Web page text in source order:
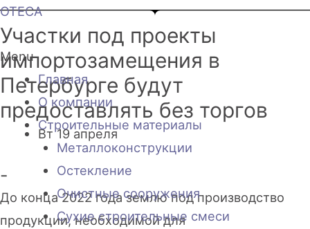
OTECA
Menu
Главная
О компании
Строительные материалы
Металлоконструкции
Остекление
Очистные сооружения
Сухие строительные смеси
Участки под проекты
импортозамещения в
Петербурге будут
предоставлять без торгов
Вт 19 апреля
-
До конца 2022 года землю под производство
продукции, необходимой для